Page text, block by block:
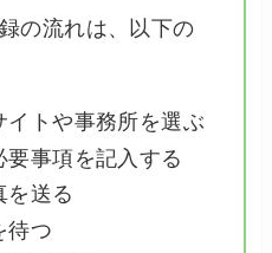
の流れは、以下の
イトや事務所を選ぶ
事項を記入する
を送る
待つ